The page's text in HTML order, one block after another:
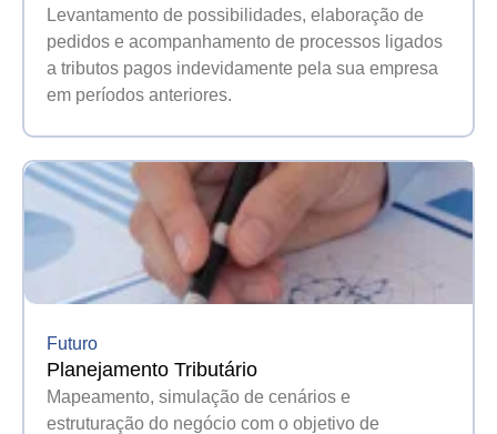
Levantamento de possibilidades, elaboração de
pedidos e acompanhamento de processos ligados
a tributos pagos indevidamente pela sua empresa
em períodos anteriores.
Futuro
Planejamento Tributário
Mapeamento, simulação de cenários e
estruturação do negócio com o objetivo de